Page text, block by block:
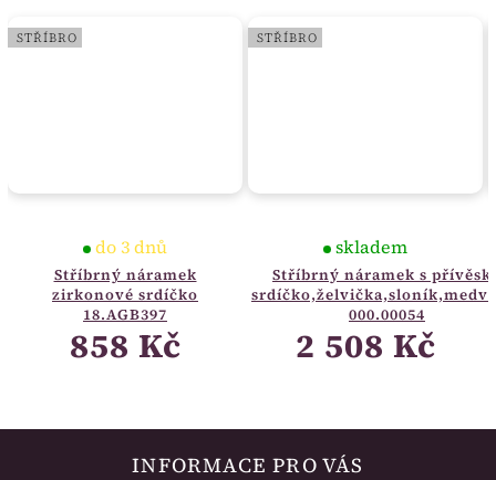
STŘÍBRO
Stříbrný náramek
zirkonové srdíčko
18.AGB397
do 3 dnů
858 Kč
STŘÍBRO
Stříbrný náramek s
000.00054
skladem
2 508 Kč
INFORMACE PRO VÁS